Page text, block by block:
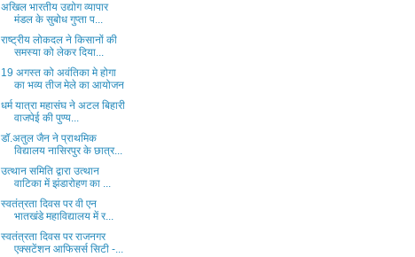
अखिल भारतीय उद्योग व्यापार
मंडल के सुबोध गुप्ता प...
राष्ट्रीय लोकदल ने किसानों की
समस्या को लेकर दिया...
19 अगस्त को अवंतिका मे होगा
का भव्य तीज मेले का आयोजन
धर्म यात्रा महासंघ ने अटल बिहारी
वाजपेई की पुण्य...
डॉ.अतुल जैन ने प्राथमिक
विद्यालय नासिरपुर के छात्र...
उत्थान समिति द्वारा उत्थान
वाटिका में झंडारोहण का ...
स्वतंत्रता दिवस पर वी एन
भातखंडे महाविद्यालय में र...
स्वतंत्रता दिवस पर राजनगर
एक्सटेंशन आफिसर्स सिटी -...